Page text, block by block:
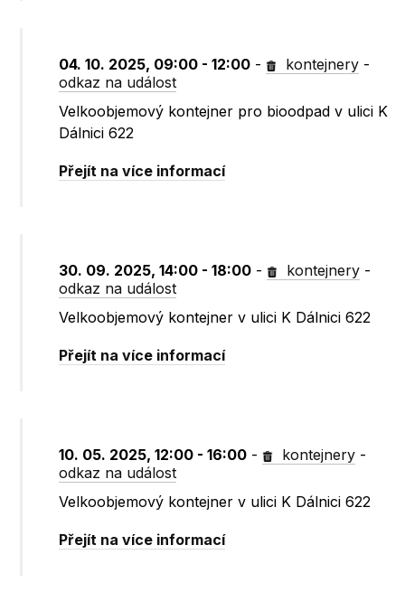
04. 10. 2025, 09:00 - 12:00 - kontejnery -
odkaz na událost
Velkoobjemový kontejner pro bioodpad v ulici K
Dálnici 622
Přejít na více informací
30. 09. 2025, 14:00 - 18:00 - kontejnery -
odkaz na událost
Velkoobjemový kontejner v ulici K Dálnici 622
Přejít na více informací
10. 05. 2025, 12:00 - 16:00 - kontejnery -
odkaz na událost
Velkoobjemový kontejner v ulici K Dálnici 622
Přejít na více informací